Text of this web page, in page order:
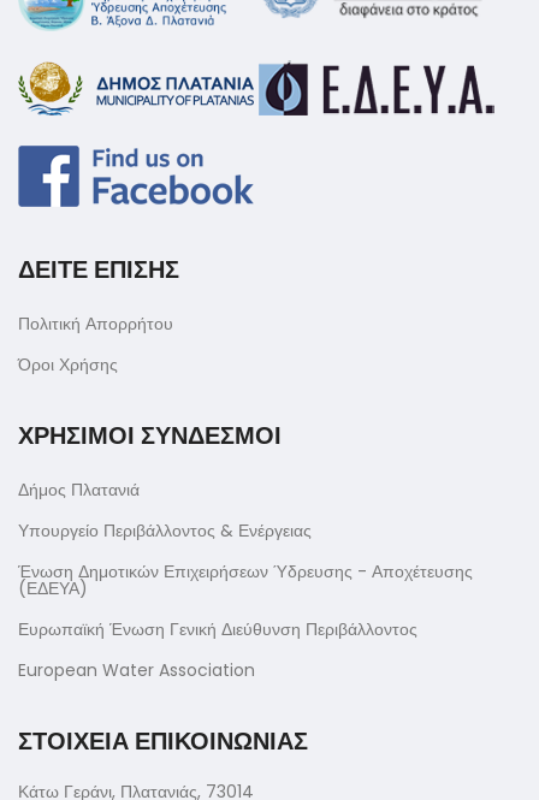
ΔΕΙΤΕ ΕΠΙΣΗΣ
Πολιτική Απορρήτου
Όροι Χρήσης
ΧΡΗΣΙΜΟΙ ΣΥΝΔΕΣΜΟΙ
Δήμος Πλατανιά
Υπουργείο Περιβάλλοντος & Ενέργειας
Ένωση Δημοτικών Επιχειρήσεων Ύδρευσης - Αποχέτευσης
(ΕΔΕΥΑ)
Ευρωπαϊκή Ένωση Γενική Διεύθυνση Περιβάλλοντος
European Water Association
ΣΤΟΙΧΕΙΑ ΕΠΙΚΟΙΝΩΝΙΑΣ
Κάτω Γεράνι, Πλατανιάς, 73014